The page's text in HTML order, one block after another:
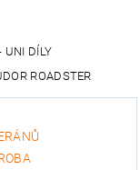
UNI DÍLY
ROADSTER